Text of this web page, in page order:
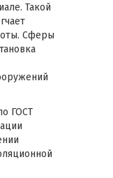
Такой
Сферы
ГОСТ